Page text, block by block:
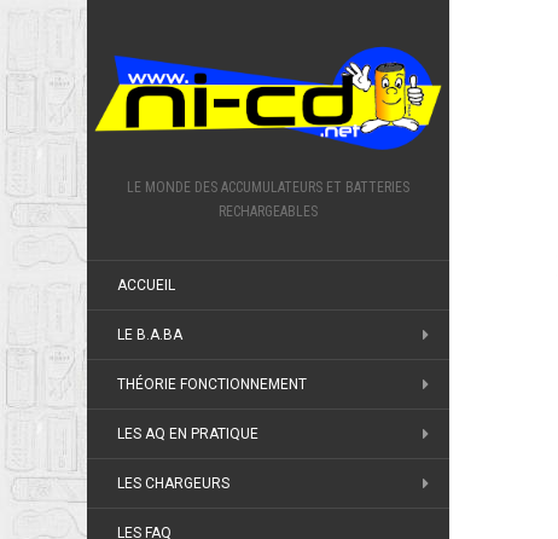
LE MONDE DES ACCUMULATEURS ET BATTERIES
RECHARGEABLES
ACCUEIL
LE B.A.BA
THÉORIE FONCTIONNEMENT
LES AQ EN PRATIQUE
LES CHARGEURS
LES FAQ